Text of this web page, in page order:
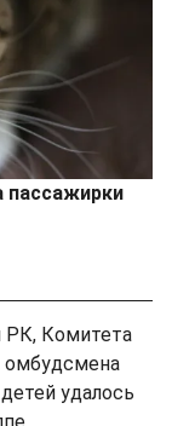
пассажирки
РК, Комитета
омбудсмена
удалось